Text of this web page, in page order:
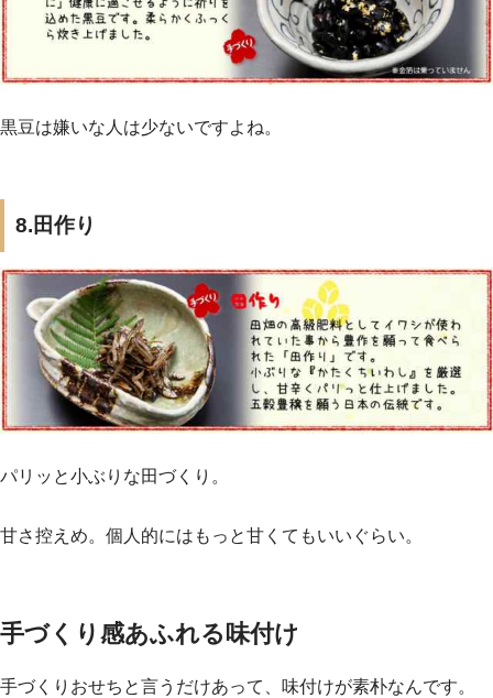
黒豆は嫌いな人は少ないですよね。
8.田作り
パリッと小ぶりな田づくり。
甘さ控えめ。個人的にはもっと甘くてもいいぐらい。
手づくり感あふれる味付け
手づくりおせちと言うだけあって、味付けが素朴なんです。